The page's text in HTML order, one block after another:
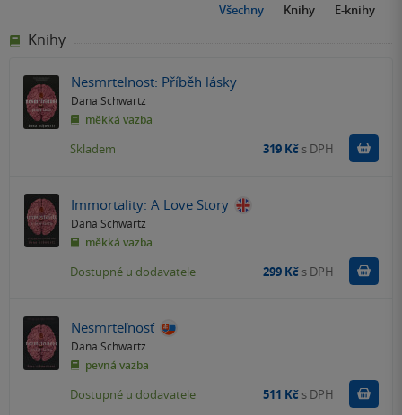
Všechny Knihy E-knihy
Knihy
Nesmrtelnost: Příběh lásky
Dana Schwartz
měkká vazba
Skladem 319 Kč s DPH
Immortality: A Love Story
Dana Schwartz
měkká vazba
Dostupné u dodavatele 299 Kč s DPH
Nesmrteľnosť
Dana Schwartz
pevná vazba
Dostupné u dodavatele 511 Kč s DPH